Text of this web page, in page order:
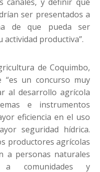
ser presentados a
de que pueda ser
productiva”.
de Coquimbo,
“es un concurso muy
al desarrollo agrícola
e instrumentos
eficiencia en el uso
seguridad hídrica.
productores agrícolas
a personas naturales
a comunidades y